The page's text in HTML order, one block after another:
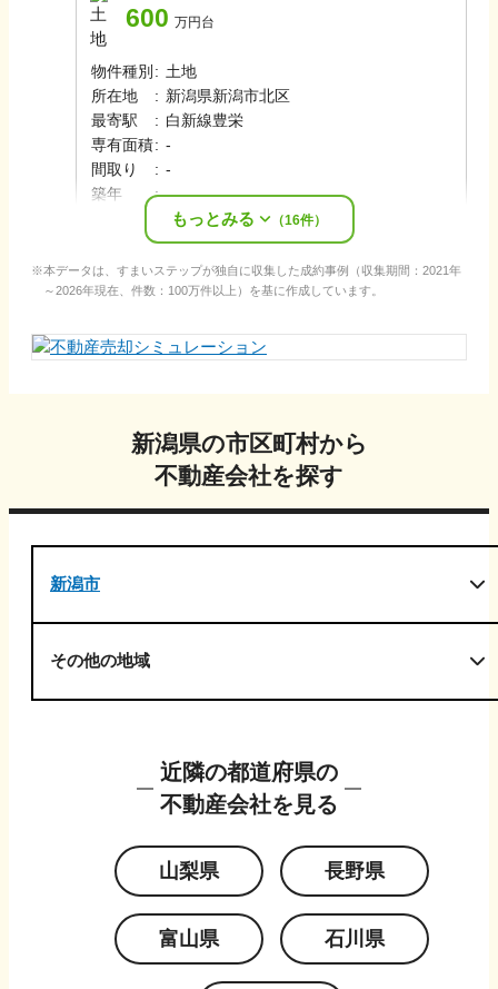
600 万円台
物件種別 : 土地
所在地
: 新潟県新潟市北区
最寄駅
: 白新線豊栄
専有面積: -
間取り
: -
築年
: -
2024年6月
もっとみる （16件）
本データは、すまいステップが独自に収集した成約事例（収集期間：2021年
～2026年現在、件数：100万件以上）を基に作成しています。
新潟県の市区町村から
不動産会社を探す
新潟市
その他の地域
近隣の都道府県の
不動産会社を見る
山梨県 長野県
富山県 石川県